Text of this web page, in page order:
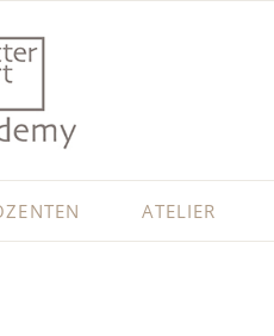
ATELIER